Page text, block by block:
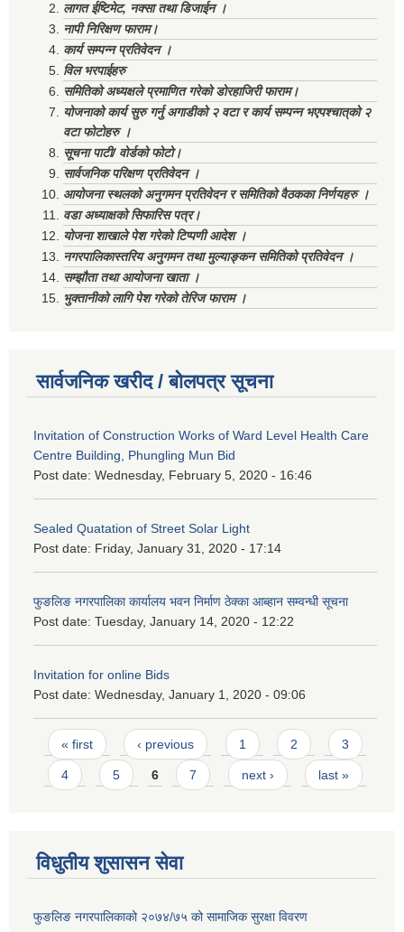
लागत ईष्टिमेट, नक्सा तथा डिजाईन ।
नापी निरिक्षण फाराम।
कार्य सम्पन्न प्रतिवेदन ।
विल भरपाईहरु
समितिको अध्यक्षले प्रमाणित गरेको डोरहाजिरी फाराम।
योजनाको कार्य सुरु गर्नु अगाडीको २ वटा र कार्य सम्पन्न भएपश्चात्‌को २
वटा फोटोहरु ।
सूचना पाटी/ वोर्डको फोटो।
सार्वजनिक परिक्षण प्रतिवेदन ।
आयोजना स्थलको अनुगमन प्रतिवेदन र समितिको वैठकका निर्णयहरु ।
वडा अध्याक्षको सिफारिस पत्र।
योजना शाखाले पेश गरेको टिप्पणी आदेश ।
नगरपालिकास्तरिय अनुगमन तथा मुल्याङ्कन समितिको प्रतिवेदन ।
सम्झौता तथा आयोजना खाता ।
भुक्तानीको लागि पेश गरेको तेरिज फाराम ।
सार्वजनिक खरीद / बोलपत्र सूचना
Invitation of Construction Works of Ward Level Health Care
Centre Building, Phungling Mun Bid
Post date: Wednesday, February 5, 2020 - 16:46
Sealed Quatation of Street Solar Light
Post date: Friday, January 31, 2020 - 17:14
फुङलिङ नगरपालिका कार्यालय भवन निर्माण ठेक्का आब्हान सम्वन्धी सूचना
Post date: Tuesday, January 14, 2020 - 12:22
Invitation for online Bids
Post date: Wednesday, January 1, 2020 - 09:06
Pages
« first ‹ previous 1 2 3
4 5 6 7 next › last »
विधुतीय शुसासन सेवा
फुङलिङ नगरपालिकाको २०७४/७५ को सामाजिक सुरक्षा विवरण